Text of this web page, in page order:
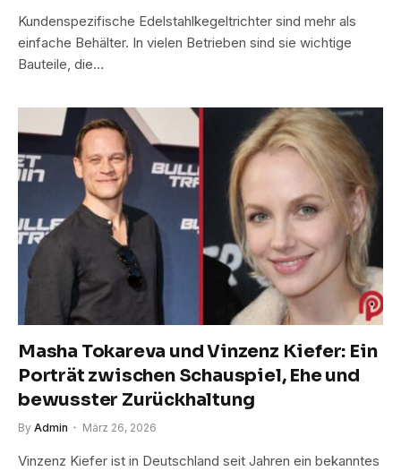
Kundenspezifische Edelstahlkegeltrichter sind mehr als
einfache Behälter. In vielen Betrieben sind sie wichtige
Bauteile, die…
Masha Tokareva und Vinzenz Kiefer: Ein
Porträt zwischen Schauspiel, Ehe und
bewusster Zurückhaltung
By Admin März 26, 2026
Vinzenz Kiefer ist in Deutschland seit Jahren ein bekanntes